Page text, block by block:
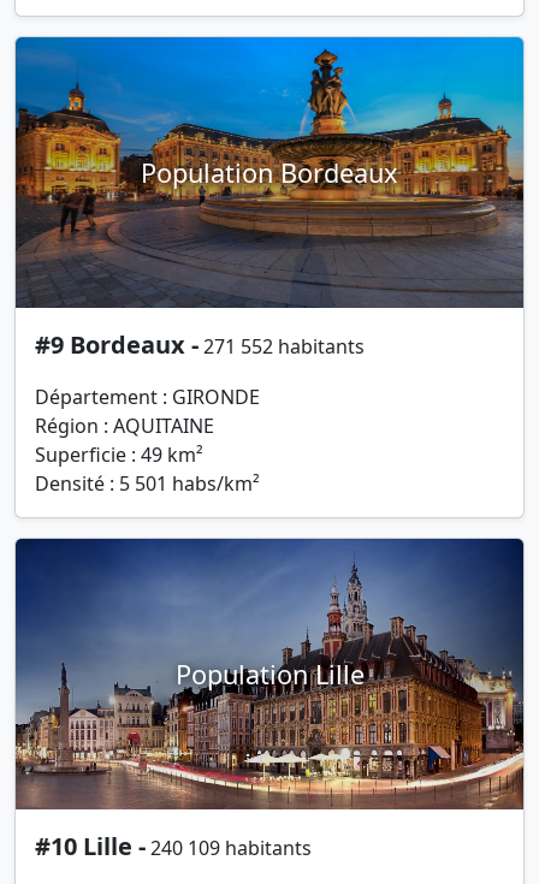
Population Bordeaux
#9 Bordeaux -271 552 habitants
Département : GIRONDE
Région : AQUITAINE
Superficie : 49 km²
Densité : 5 501 habs/km²
Population Lille
#10 Lille -240 109 habitants